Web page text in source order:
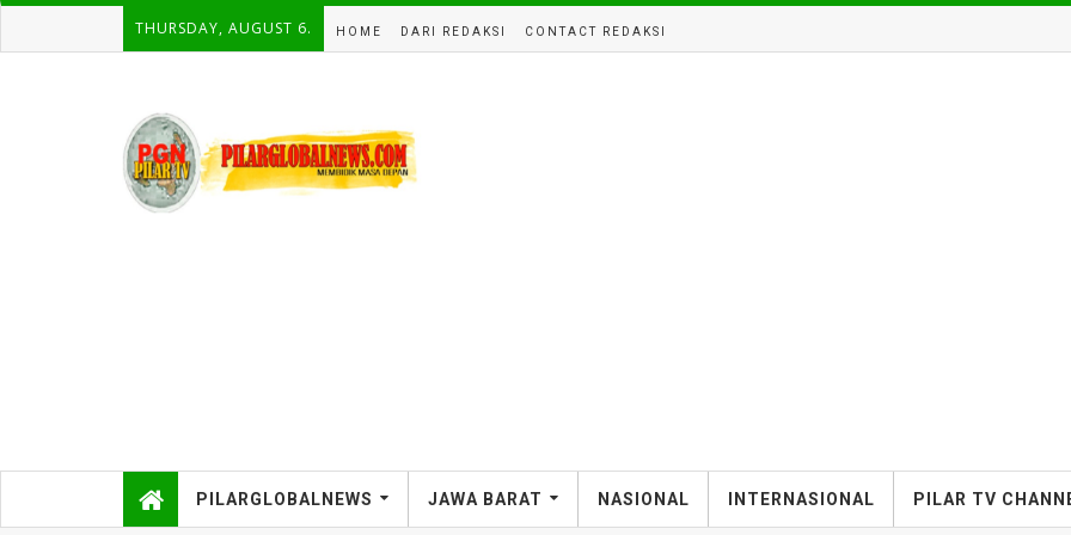
THURSDAY, AUGUST 6. HOME DARI REDAKSI CONTACT REDAKSI
PILARGLOBALNEWS JAWA BARAT NASIONAL INTERNASIONAL PILAR TV